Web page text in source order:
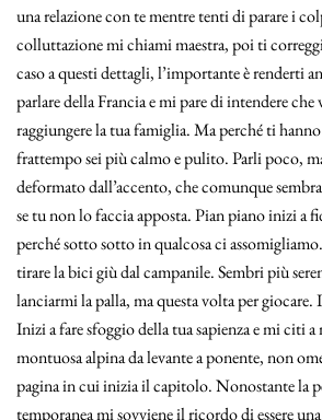
una relazione con te mentre tenti di parare i
colluttazione mi chiami maestra, poi ti
caso a questi dettagli, l’importante è renderti
parlare della Francia e mi pare di intendere
raggiungere la tua famiglia. Ma perché ti
frattempo sei più calmo e pulito. Parli poco,
deformato dall’accento, che comunque
se tu non lo faccia apposta. Pian piano inizi a
perché sotto sotto in qualcosa ci
tirare la bici giù dal campanile. Sembri più
lanciarmi la palla, ma questa volta per giocare.
Inizi a fare sfoggio della tua sapienza e mi citi a
montuosa alpina da levante a ponente, non
pagina in cui inizia il capitolo. Nonostante la
temporanea mi sovviene il ricordo di essere